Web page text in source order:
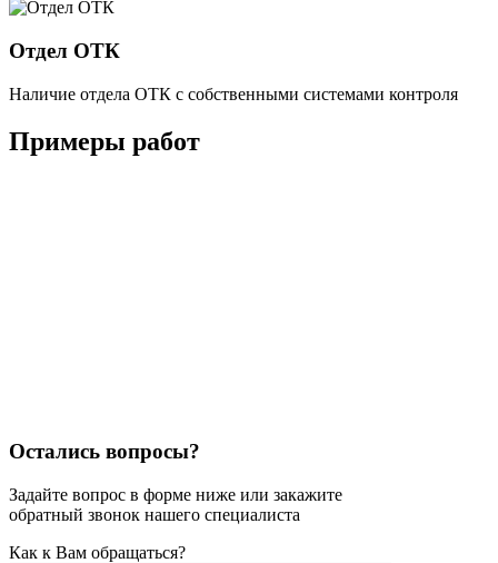
Отдел ОТК
Наличие отдела ОТК с собственными системами контроля
Примеры работ
Остались вопросы?
Задайте вопрос в форме ниже или закажите
обратный звонок нашего специалиста
Как к Вам обращаться?